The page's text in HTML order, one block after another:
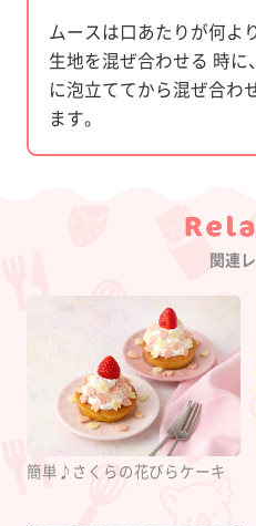
ムースは口あたりが何よ
生地を混ぜ合わせる 時に
に泡立ててから混ぜ合わ
ます。
関連
簡単♪さくらの花びらケーキ